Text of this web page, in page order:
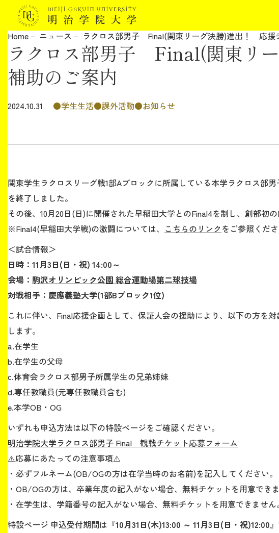
明治学院大学について
教育
研究
キャリア
ボランティア
生涯学習・社会連携
入試情報サイト
2026年9月入学者向け 新入生サイト
MGグッズ オンラインショップ
（外部サイト）
Home ニュース ラクロス部男子 Final(関東リーグ決勝)進出！ 応援
ラクロス部男子 Final(関東リ
補助のご案内
2024.10.31 学生生活 課外活動 お知らせ
関東学生ラクロスリーグ戦1部Aブロックに所属している本学ラクロス部
を終了しました。
その後、10月20日(日)に開催された早稲田大学とのFinal4を制し、創部初
※Final4(早稲田大学戦)の激闘については、 こちらのリンクをご参照くださ
＜試合情報＞
日時：11月3日(日・祝) 14:00～
会場： 駒沢オリンピック公園 総合運動場第二球技場
対戦相手：慶應義塾大学(1部Bブロック1位)
これに伴い、Final応援企画として、保証人会の援助により、以下の方を
します。
a.在学生
b.在学生の父母
c.体育会ラクロス部男子所属学生の兄弟姉妹
d.専任教職員(元専任教職員含む)
e.本学OB・OG
いずれも申込方法は以下の特設ページをご確認ください。
明治学院大学ラクロス部男子 Final 観戦チケット応募フォーム
⚠️応募にあたっての注意事項⚠️
・必ずフルネーム(OB/OGの方は在学当時のお名前)を記入してください。
・OB/OGの方は、卒業年度の記入がない場合、無料チケットを用意できま
・在学生は、学籍番号の記入がない場合、無料チケットを用意できません。
特設ページ 申込受付期間は『10月31日(木)13:00 ～ 11月3日(日・祝)12:00